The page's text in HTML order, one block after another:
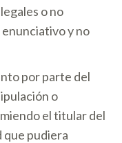
o no
y no
por parte del
o
el titular del
que pudiera